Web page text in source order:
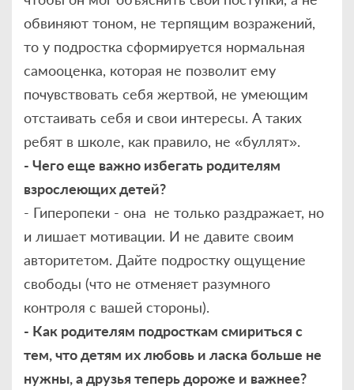
обвиняют тоном, не терпящим возражений,
то у подростка сформируется нормальная
самооценка, которая не позволит ему
почувствовать себя жертвой, не умеющим
отстаивать себя и свои интересы. А таких
ребят в школе, как правило, не «буллят».
- Чего еще важно избегать родителям
взрослеющих детей?
- Гиперопеки - она не только раздражает, но
и лишает мотивации. И не давите своим
авторитетом. Дайте подростку ощущение
свободы (что не отменяет разумного
контроля с вашей стороны).
- Как родителям подросткам смириться с
тем, что детям их любовь и ласка больше не
нужны, а друзья теперь дороже и важнее?